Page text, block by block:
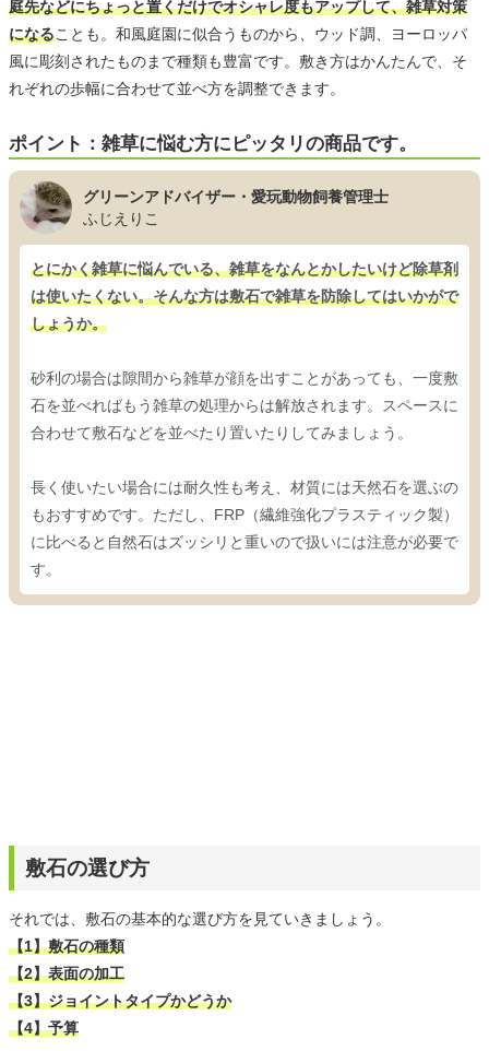
庭先などにちょっと置くだけでオシャレ度もアップして、雑草対策
になることも。和風庭園に似合うものから、ウッド調、ヨーロッパ
風に彫刻されたものまで種類も豊富です。敷き方はかんたんで、そ
れぞれの歩幅に合わせて並べ方を調整できます。
ポイント：雑草に悩む方にピッタリの商品です。
グリーンアドバイザー・愛玩動物飼養管理士
ふじえりこ
とにかく雑草に悩んでいる、雑草をなんとかしたいけど除草剤
は使いたくない。そんな方は敷石で雑草を防除してはいかがで
しょうか。
砂利の場合は隙間から雑草が顔を出すことがあっても、一度敷
石を並べればもう雑草の処理からは解放されます。スペースに
合わせて敷石などを並べたり置いたりしてみましょう。
長く使いたい場合には耐久性も考え、材質には天然石を選ぶの
もおすすめです。ただし、FRP（繊維強化プラスティック製）
に比べると自然石はズッシリと重いので扱いには注意が必要で
す。
敷石の選び方
それでは、敷石の基本的な選び方を見ていきましょう。
【1】敷石の種類
【2】表面の加工
【3】ジョイントタイプかどうか
【4】予算